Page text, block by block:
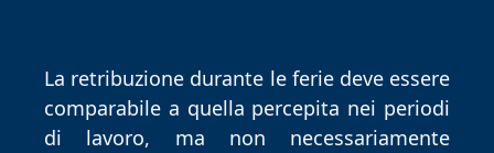
La retribuzione durante le ferie deve essere
comparabile a quella percepita nei periodi
di lavoro, ma non necessariamente